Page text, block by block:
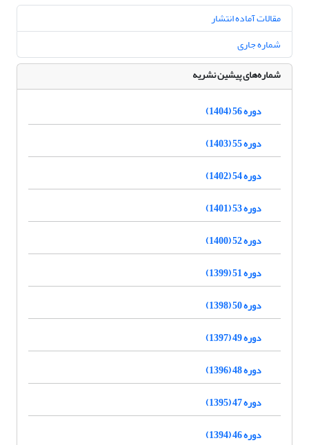
مقالات آماده انتشار
شماره جاری
شماره‌های پیشین نشریه
دوره 56 (1404)
دوره 55 (1403)
دوره 54 (1402)
دوره 53 (1401)
دوره 52 (1400)
دوره 51 (1399)
دوره 50 (1398)
دوره 49 (1397)
دوره 48 (1396)
دوره 47 (1395)
دوره 46 (1394)